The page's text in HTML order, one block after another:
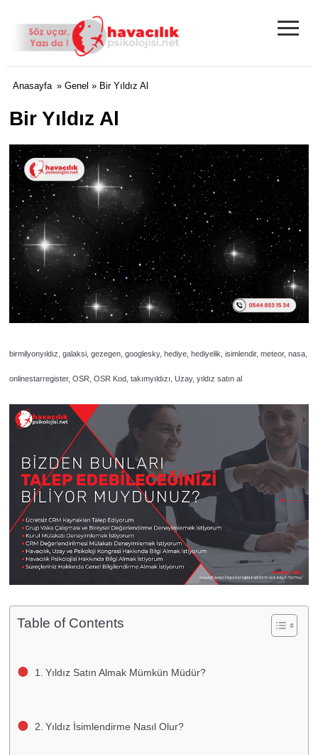
≡
Anasayfa » Genel » Bir Yıldız Al
Bir Yıldız Al
birmilyonyıldız, galaksi, gezegen, googlesky, hediye, hediyelik, isimlendir, meteor, nasa,
onlinestarregister, OSR, OSR Kod, takımyıldızı, Uzay, yıldız satın al
Table of Contents
Yıldız Satın Almak Mümkün Müdür?
Yıldız İsimlendirme Nasıl Olur?